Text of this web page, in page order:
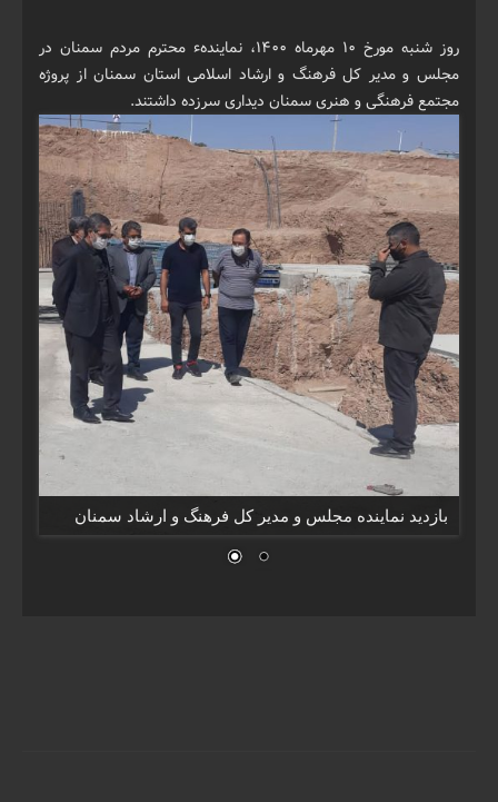
روز شنبه مورخ ۱۰ مهرماه ۱۴۰۰، نمایندهء محترم مردم سمنان در
مجلس و مدیر کل فرهنگ و ارشاد اسلامی استان سمنان از پروژه
مجتمع فرهنگی و هنری سمنان دیداری سرزده داشتند.
بازدید نماینده مجلس و مدیر کل فرهنگ و ارشاد سمنان